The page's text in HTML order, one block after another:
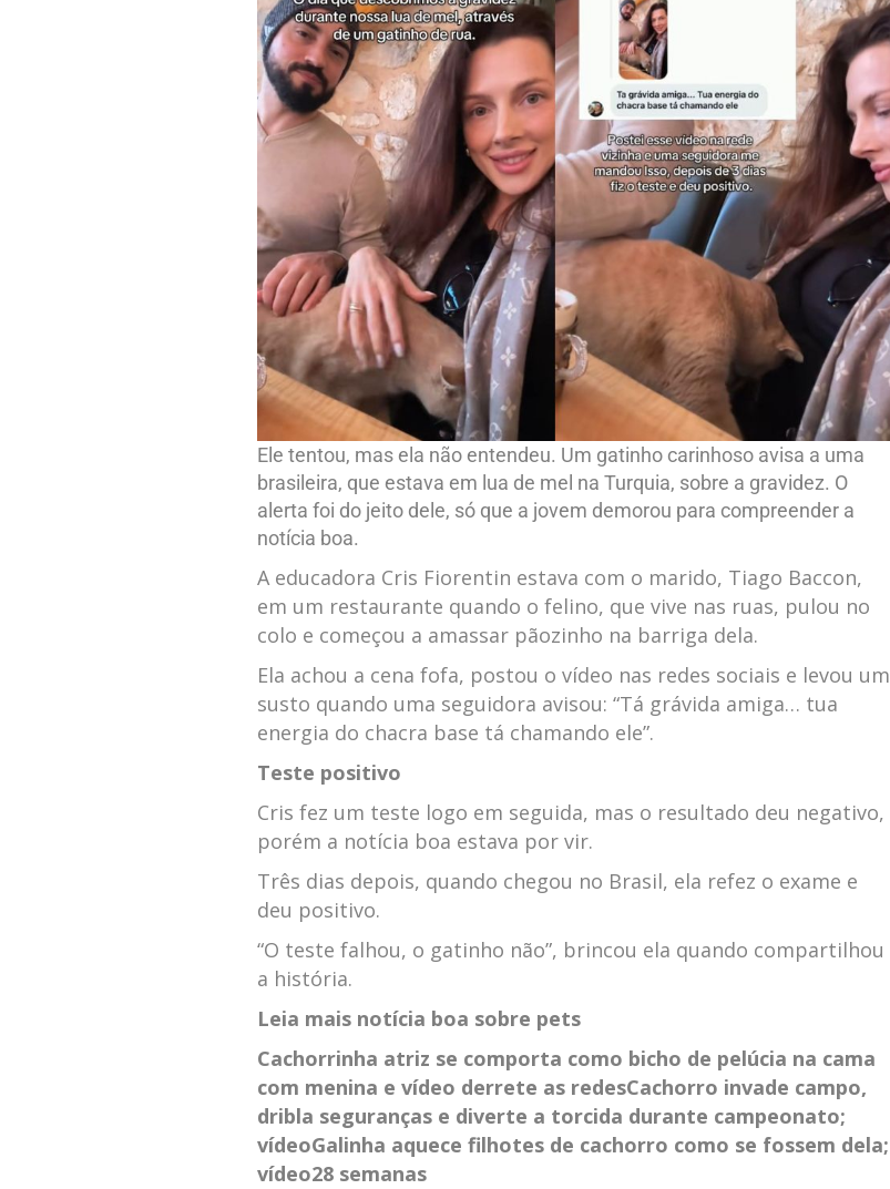
Ele tentou, mas ela não entendeu. Um gatinho carinhoso avisa a uma
brasileira, que estava em lua de mel na Turquia, sobre a gravidez. O
alerta foi do jeito dele, só que a jovem demorou para compreender a
notícia boa.
A educadora Cris Fiorentin estava com o marido, Tiago Baccon,
em um restaurante quando o felino, que vive nas ruas, pulou no
colo e começou a amassar pãozinho na barriga dela.
Ela achou a cena fofa, postou o vídeo nas redes sociais e levou um
susto quando uma seguidora avisou: “Tá grávida amiga… tua
energia do chacra base tá chamando ele”.
Teste positivo
Cris fez um teste logo em seguida, mas o resultado deu negativo,
porém a notícia boa estava por vir.
Três dias depois, quando chegou no Brasil, ela refez o exame e
deu positivo.
“O teste falhou, o gatinho não”, brincou ela quando compartilhou
a história.
Leia mais notícia boa sobre pets
Cachorrinha atriz se comporta como bicho de pelúcia na cama
com menina e vídeo derrete as redesCachorro invade campo,
dribla seguranças e diverte a torcida durante campeonato;
vídeoGalinha aquece filhotes de cachorro como se fossem dela;
vídeo28 semanas